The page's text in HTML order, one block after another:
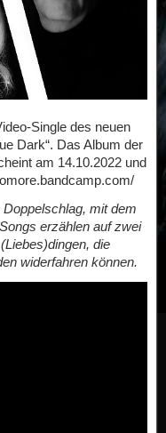
Single des neuen
Dark“. Das Album der
am 14.10.2022 und
Doppelschlag, mit dem
erzählen auf zwei
die
widerfahren können.